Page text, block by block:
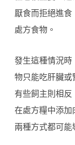
厭食而拒絕進
處方食物。
發生這種情況
物只能吃肝臟
有些飼主則相
在處方糧中添
兩種方式都可能